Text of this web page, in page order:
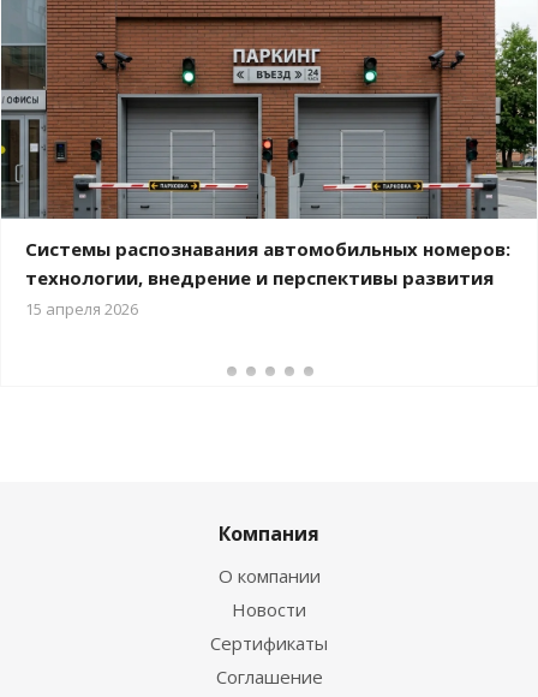
Системы распознавания автомобильных номеров:
технологии, внедрение и перспективы развития
15 апреля 2026
Компания
О компании
Новости
Сертификаты
Соглашение